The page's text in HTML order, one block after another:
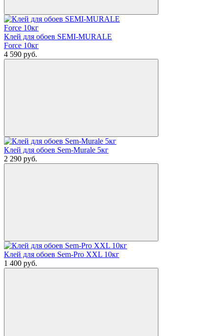
Клей для обоев SEMI-MURALE
Force 10кг
4 590 руб.
Клей для обоев Sem-Murale 5кг
2 290 руб.
Клей для обоев Sem-Pro XXL 10кг
1 400 руб.